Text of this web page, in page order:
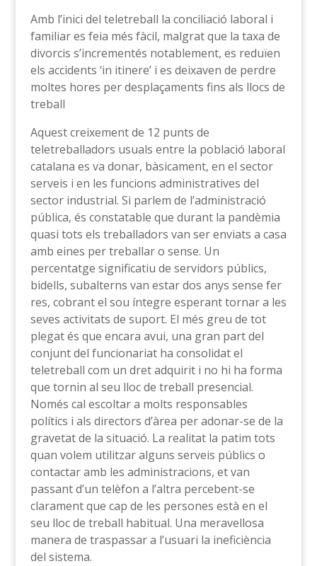
Amb l’inici del teletreball la conciliació laboral i
familiar es feia més fàcil, malgrat que la taxa de
divorcis s’incrementés notablement, es reduïen
els accidents ‘in itinere’ i es deixaven de perdre
moltes hores per desplaçaments fins als llocs de
treball
Aquest creixement de 12 punts de
teletreballadors usuals entre la població laboral
catalana es va donar, bàsicament, en el sector
serveis i en les funcions administratives del
sector industrial. Si parlem de l’administració
pública, és constatable que durant la pandèmia
quasi tots els treballadors van ser enviats a casa
amb eines per treballar o sense. Un
percentatge significatiu de servidors públics,
bidells, subalterns van estar dos anys sense fer
res, cobrant el sou íntegre esperant tornar a les
seves activitats de suport. El més greu de tot
plegat és que encara avui, una gran part del
conjunt del funcionariat ha consolidat el
teletreball com un dret adquirit i no hi ha forma
que tornin al seu lloc de treball presencial.
Només cal escoltar a molts responsables
polítics i als directors d’àrea per adonar-se de la
gravetat de la situació. La realitat la patim tots
quan volem utilitzar alguns serveis públics o
contactar amb les administracions, et van
passant d’un telèfon a l’altra percebent-se
clarament que cap de les persones està en el
seu lloc de treball habitual. Una meravellosa
manera de traspassar a l’usuari la ineficiència
del sistema.